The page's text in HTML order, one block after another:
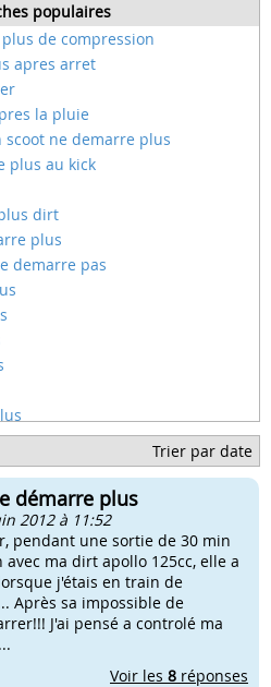
populaires
de compression
apres arret
la pluie
ne demarre plus
plus au kick
dirt
plus
demarre pas
poussette
panne d'essence
Trier par date
démarre plus
2012 à 11:52
pendant une sortie de 30 min
avec ma dirt apollo 125cc, elle a
j'étais en train de
Après sa impossible de
J'ai pensé a controlé ma
Voir les 8 réponses